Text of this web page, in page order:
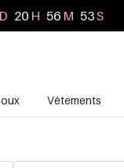
D 20 H 56 M 51S
Vêtements